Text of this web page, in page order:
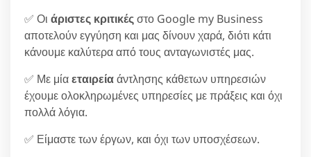
✅ Οι άριστες κριτικέςστο Google my Business
αποτελούν εγγύηση και μας δίνουν χαρά, διότι κάτι
κάνουμε καλύτερα από τους ανταγωνιστές μας.
✅ Με μίαεταιρείαάντλησης κάθετων υπηρεσιών
έχουμε ολοκληρωμένες υπηρεσίες με πράξεις και όχι
πολλά λόγια.
✅ Είμαστε των έργων, και όχι των υποσχέσεων.